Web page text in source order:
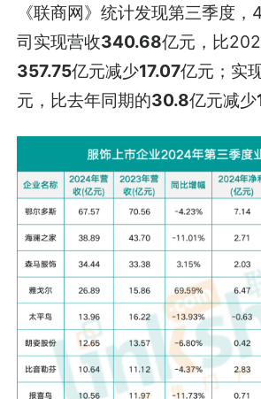
《联商网》统计发现第三季度
司实现营收340.68亿元，比
357.75亿元减少17.07亿元；实
元，比去年同期的30.8亿元减少